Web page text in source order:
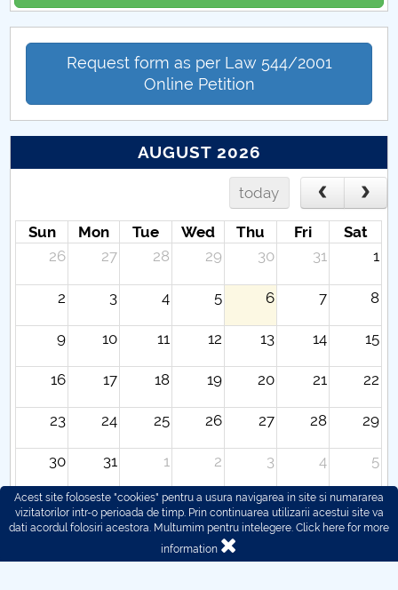
Request form as per Law 544/2001
Online Petition
AUGUST 2026
today
Sun Mon Tue Wed Thu Fri
Sat
26
27 28 29 30 31 1
2 3 4 5 6 7 8
9 10 11 12 13 14 15
16 17 18 19 20 21 22
23 24 25 26 27 28 29
30 31 1 2 3 4 5
Acest site foloseste "cookies" pentru a usura navigarea in site si numararea
vizitatorilor intr-o perioada de timp. Prin continuarea utilizarii acestui site va
dati acordul folosiri acestora. Multumim pentru intelegere. Click here for more
information